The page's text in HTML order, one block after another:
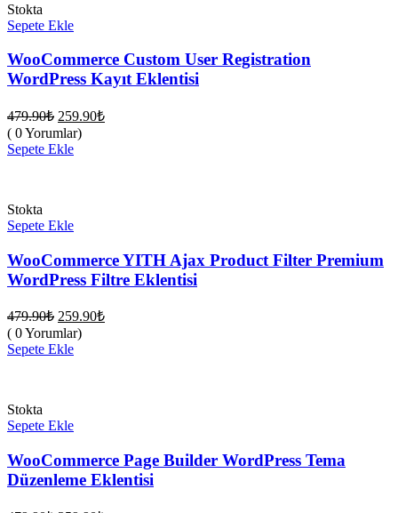
Stokta
Sepete Ekle
WooCommerce Custom User Registration
WordPress Kayıt Eklentisi
479.90₺ Orijinal
fiyat:
479.90₺.
259.90₺Şu
( 0 Yorumlar)
Sepete Ekle
Stokta
Sepete Ekle
WooCommerce YITH Ajax Product Filter Premium
WordPress Filtre Eklentisi
479.90₺ Orijinal
fiyat:
479.90₺.
259.90₺Şu
( 0 Yorumlar)
Sepete Ekle
Stokta
Sepete Ekle
WooCommerce Page Builder WordPress Tema
Düzenleme Eklentisi